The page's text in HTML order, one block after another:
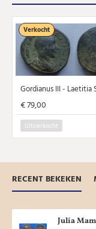
Verkocht
€ 79,00
Uitverkocht
RECENT BEKEKEN